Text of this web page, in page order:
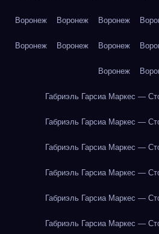
Воронеж Воронеж Воронеж
Воронеж Воронеж Воронеж
Воронеж
Габриэль Гарсиа Маркес —
Габриэль Гарсиа Маркес —
Габриэль Гарсиа Маркес —
Габриэль Гарсиа Маркес —
Габриэль Гарсиа Маркес —
Габриэль Гарсиа Маркес —